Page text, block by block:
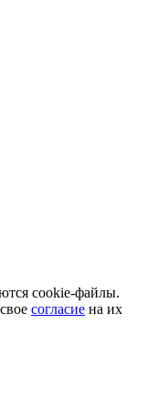
cookie-файлы.
согласие на их